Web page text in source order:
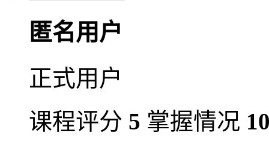
匿名用户
正式用户
课程评分 5 掌握情况